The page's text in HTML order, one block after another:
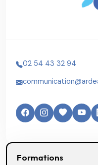
02 54 43 32 94
Formations